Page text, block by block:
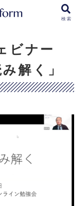
ビナー
解く」
検索